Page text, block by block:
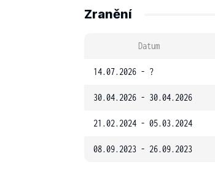
Zranění
Datum
14.07.2026 - ?
30.04.2026 - 30.04.2026
21.02.2024 - 05.03.2024
08.09.2023 - 26.09.2023